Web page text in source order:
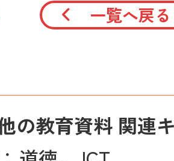
一覧へ戻る
の教育資料 関連